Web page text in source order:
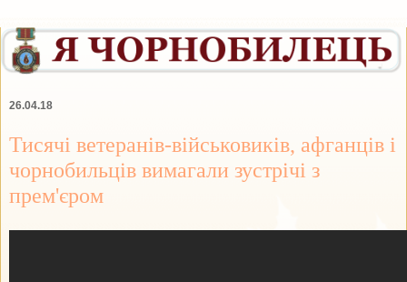
26.04.18
Тисячі ветеранів-військовиків, афганців і
чорнобильців вимагали зустрічі з
прем'єром